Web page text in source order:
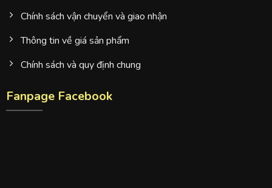
Chính sách vận chuyển và giao nhận
Thông tin về giá sản phẩm
Chính sách và quy định chung
Fanpage Facebook